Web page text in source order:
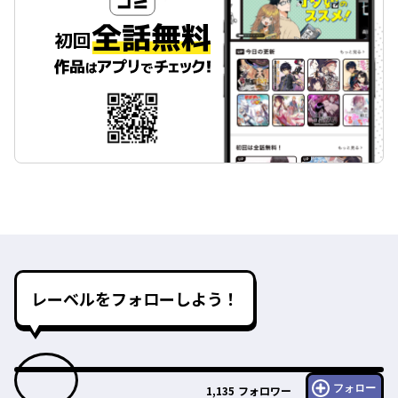
レーベルをフォローしよう！
1,135 フォロワー フォロー